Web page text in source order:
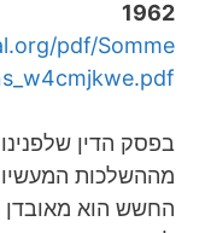
1962
pdf/Somme
בפסק הדין
מההשלכות
החשש הוא מאובדן